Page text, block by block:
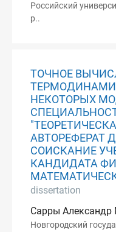
Российский
p..
ТОЧНОЕ
НЕКОТОРЫХ
АВТОРЕФЕРАТ
СОИСКАНИЕ
КАНДИДАТА
dissertation
Сарры Александр
Новгородский